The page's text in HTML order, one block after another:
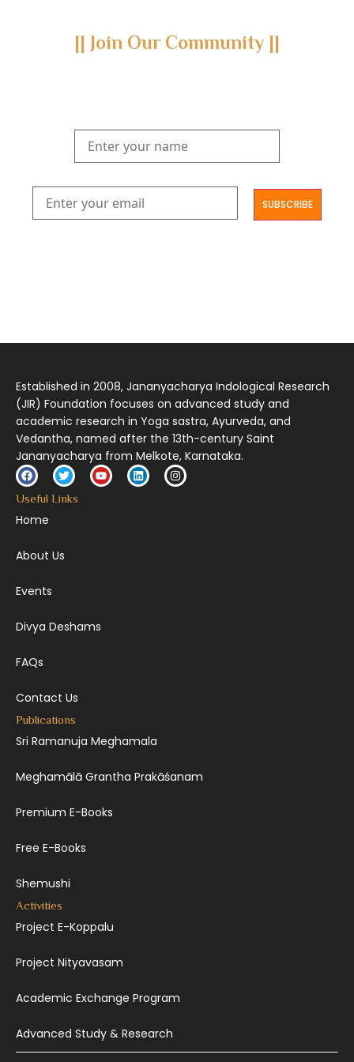
|| Join Our Community ||
Established in 2008, Jananyacharya Indological Research
(JIR) Foundation focuses on advanced study and
academic research in Yoga sastra, Ayurveda, and
Vedantha, named after the 13th-century Saint
Jananyacharya from Melkote, Karnataka.
Useful Links
Home
About Us
Events
Divya Deshams
FAQs
Contact Us
Publications
Sri Ramanuja Meghamala
Meghamālā Grantha Prakāśanam
Premium E-Books
Free E-Books
Shemushi
Activities
Project E-Koppalu
Project Nityavasam
Academic Exchange Program
Advanced Study & Research